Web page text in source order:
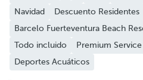
Navidad
Descuento Residentes
Barcelo Fuerteventura Beach
Todo incluido
Premium Service
Deportes Acuáticos